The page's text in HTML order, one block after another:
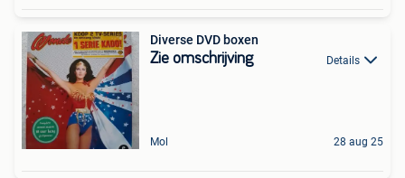
Diverse DVD boxen
Zie omschrijving Details
Mol 28 aug 25